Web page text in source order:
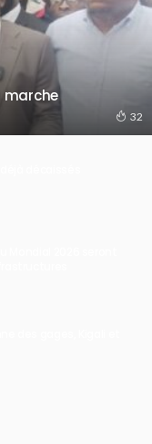
marche
32